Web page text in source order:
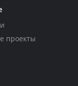
проекты